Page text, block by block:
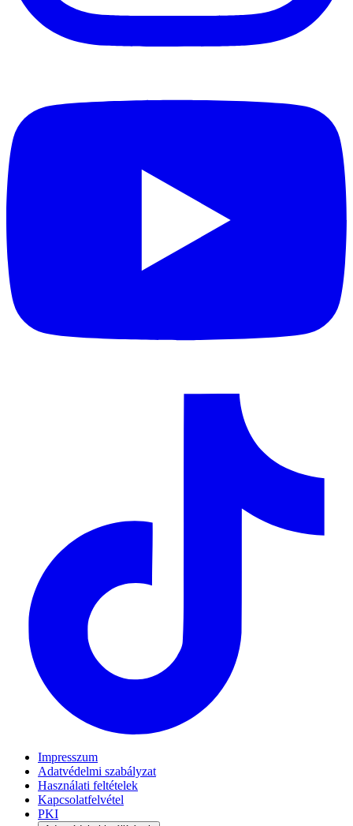
Impresszum
Adatvédelmi szabályzat
Használati feltételek
Kapcsolatfelvétel
PKI